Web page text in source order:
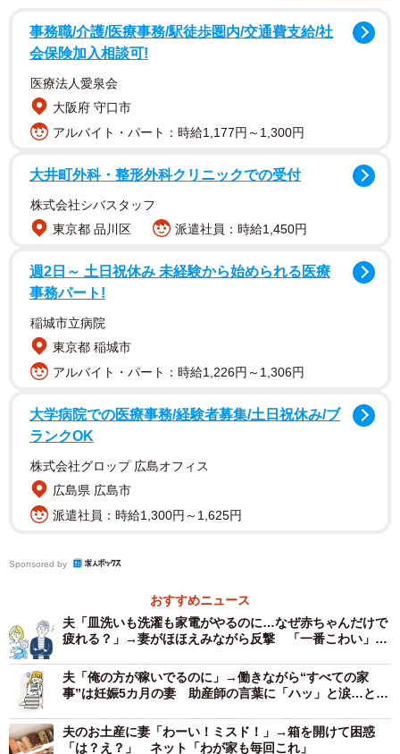
事務職/介護/医療事務/駅徒歩圏内/交通費支給/社
会保険加入相談可!
医療法人愛泉会
大阪府 守口市
アルバイト・パート：時給1,177円～1,300円
大井町外科・整形外科クリニックでの受付
株式会社シバスタッフ
東京都 品川区
派遣社員：時給1,450円
週2日～ 土日祝休み 未経験から始められる医療
事務パート!
稲城市立病院
東京都 稲城市
アルバイト・パート：時給1,226円～1,306円
大学病院での医療事務/経験者募集/土日祝休み/ブ
ランクOK
株式会社グロップ 広島オフィス
広島県 広島市
派遣社員：時給1,300円～1,625円
Sponsored by
おすすめニュース
夫「皿洗いも洗濯も家電がやるのに…なぜ赤ちゃんだけで
疲れる？」→妻がほほえみながら反撃 「一番こわい」
夫「俺の方が稼いでるのに」→働きながら“すべての家
事”は妊娠5カ月の妻 助産師の言葉に「ハッ」と涙…とっ
夫のお土産に妻「わーい！ミスド！」→箱を開けて困惑
「は？え？」 ネット「わが家も毎回これ」